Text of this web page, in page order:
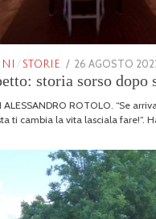
/ STORIE
POSTED
ON
26 AGOSTO
storia sorso dopo
ROTOLO. “Se
ti cambia la vita lasciala fare!”.